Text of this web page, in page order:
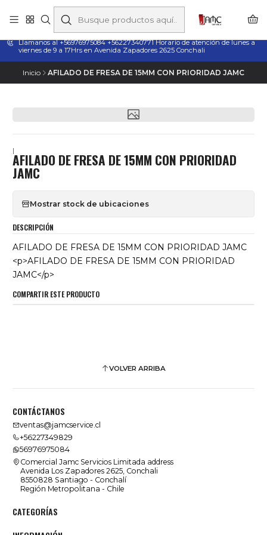
Taladros Magnéticos en Chile | Venta, Arriendo y Servicio
Técnico
Llamanos al +56976975084 +56227340771 Horario de atención de lunes a
viernes de 9 a 17Hrs en Avenida Zapadores 2625 Conchali
Inicio AFILADO DE FRESA DE 15MM CON PRIORIDAD JAMC
|
AFILADO DE FRESA DE 15MM CON PRIORIDAD
JAMC
Mostrar stock de ubicaciones
DESCRIPCIÓN
AFILADO DE FRESA DE 15MM CON PRIORIDAD JAMC
<p>AFILADO DE FRESA DE 15MM CON PRIORIDAD
JAMC</p>
COMPARTIR ESTE PRODUCTO
VOLVER ARRIBA
CONTÁCTANOS
ventas@jamcservice.cl
+56227349829
56976975084
Comercial Jamc Servicios Limitada address
Avenida Los Zapadores 2625, Conchali
8550828 Santiago - Conchalí
Región Metropolitana - Chile
CATEGORÍAS